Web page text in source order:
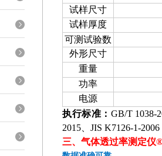
试样尺寸
试样厚度
可测试验数
外形尺寸
重量
功率
电源
执行标准： GB/T 1038-
2015、 JIS K7126-1-2006
三、 气体透过率测定仪